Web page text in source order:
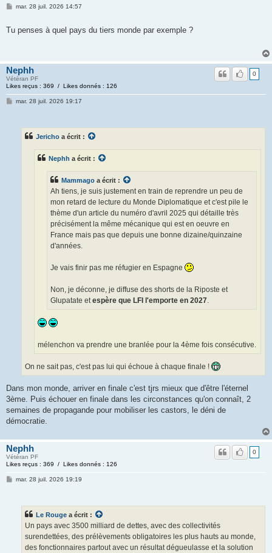
mar. 28 juil. 2026 14:57
Tu penses à quel pays du tiers monde par exemple ?
Nephh
Vétéran PF
Likes reçus : 369 / Likes donnés : 126
0
mar. 28 juil. 2026 19:17
Jericho a écrit :
Nephh a écrit :
Mammago a écrit :
Ah tiens, je suis justement en train de reprendre un peu de
mon retard de lecture du Monde Diplomatique et c'est pile le
thème d'un article du numéro d'avril 2025 qui détaille très
précisément la même mécanique qui est en oeuvre en
France mais pas que depuis une bonne dizaine/quinzaine
d'années.
Je vais finir pas me réfugier en Espagne
Non, je déconne, je diffuse des shorts de la Riposte et
Glupatate etespère que LFI l'emporte en 2027.
mélenchon va prendre une branlée pour la 4ème fois consécutive.
On ne sait pas, c'est pas lui qui échoue à chaque finale !
Dans mon monde, arriver en finale c'est tjrs mieux que d'être l'éternel
3ème. Puis échouer en finale dans les circonstances qu'on connaît, 2
semaines de propagande pour mobiliser les castors, le déni de
démocratie.
Nephh
Vétéran PF
Likes reçus : 369 / Likes donnés : 126
0
mar. 28 juil. 2026 19:19
Le Rouge a écrit :
Un pays avec 3500 milliard de dettes, avec des collectivités
surendettées, des prélèvements obligatoires les plus hauts au monde,
des fonctionnaires partout avec un résultat dégueulasse et la solution